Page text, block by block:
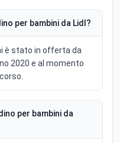
per bambini da Lidl?
è stato in offerta da
2020 e al momento
per bambini da